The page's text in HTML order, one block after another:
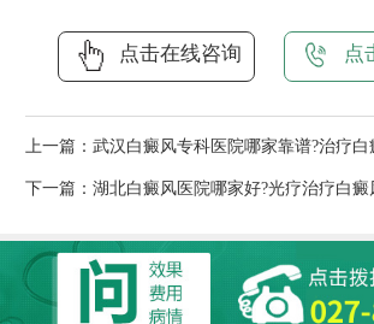
点击在线咨询 点
上一篇： 武汉白癜风专科医院哪家靠谱?治疗
下一篇： 湖北白癜风医院哪家好?光疗治疗白